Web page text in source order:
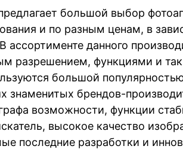
большой выбор
и по разным ценам, в
ассортименте данного
разрешением, функциями и
большой
знаменитых брендов-
возможности, функции
высокое качество
последние разработки и